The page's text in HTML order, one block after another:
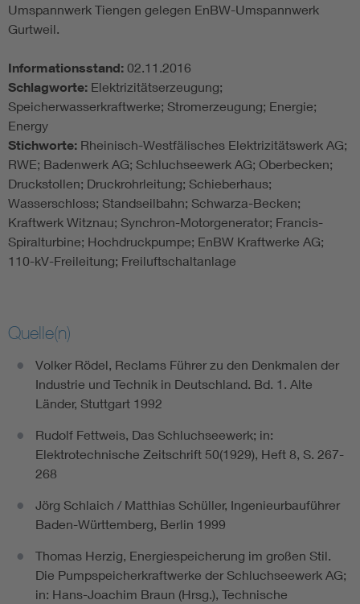
Umspannwerk Tiengen gelegen EnBW-Umspannwerk
Gurtweil.
Informationsstand: 02.11.2016
Schlagworte: Elektrizitätserzeugung;
Speicherwasserkraftwerke; Stromerzeugung; Energie;
Energy
Stichworte: Rheinisch-Westfälisches Elektrizitätswerk AG;
RWE; Badenwerk AG; Schluchseewerk AG; Oberbecken;
Druckstollen; Druckrohrleitung; Schieberhaus;
Wasserschloss; Standseilbahn; Schwarza-Becken;
Kraftwerk Witznau; Synchron-Motorgenerator; Francis-
Spiralturbine; Hochdruckpumpe; EnBW Kraftwerke AG;
110-kV-Freileitung; Freiluftschaltanlage
Quelle(n)
Volker Rödel, Reclams Führer zu den Denkmalen der
Industrie und Technik in Deutschland. Bd. 1. Alte
Länder, Stuttgart 1992
Rudolf Fettweis, Das Schluchseewerk; in:
Elektrotechnische Zeitschrift 50(1929), Heft 8, S. 267-
268
Jörg Schlaich / Matthias Schüller, Ingenieurbauführer
Baden-Württemberg, Berlin 1999
Thomas Herzig, Energiespeicherung im großen Stil.
Die Pumpspeicherkraftwerke der Schluchseewerk AG;
in: Hans-Joachim Braun (Hrsg.), Technische